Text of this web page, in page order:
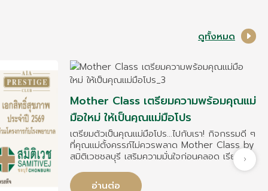
ดูทั้งหมด
Mother Class เตรียมความพร้อมคุณแม่
มือใหม่ ให้เป็นคุณแม่มือโปร
เตรียมตัวเป็นคุณแม่มือโปร…ไปกับเรา! กิจกรรมดี ๆ
ที่คุณแม่ตั้งครรภ์ไม่ควรพลาด Mother Class by
สมิติเวชชลบุรี เสริมความมั่นใจก่อนคลอด เรียนรู้
ครบทุกมิติ ทั้งภาคทฤษฎีและ Workshop สำหรับ
คุณแม่มือใหม่และผู้ติดตาม 1 คน (เข้าร่วมฟรี!)
อ่านต่อ